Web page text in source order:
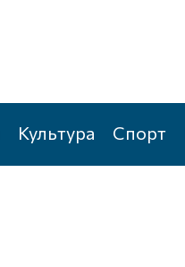
Культура Спорт